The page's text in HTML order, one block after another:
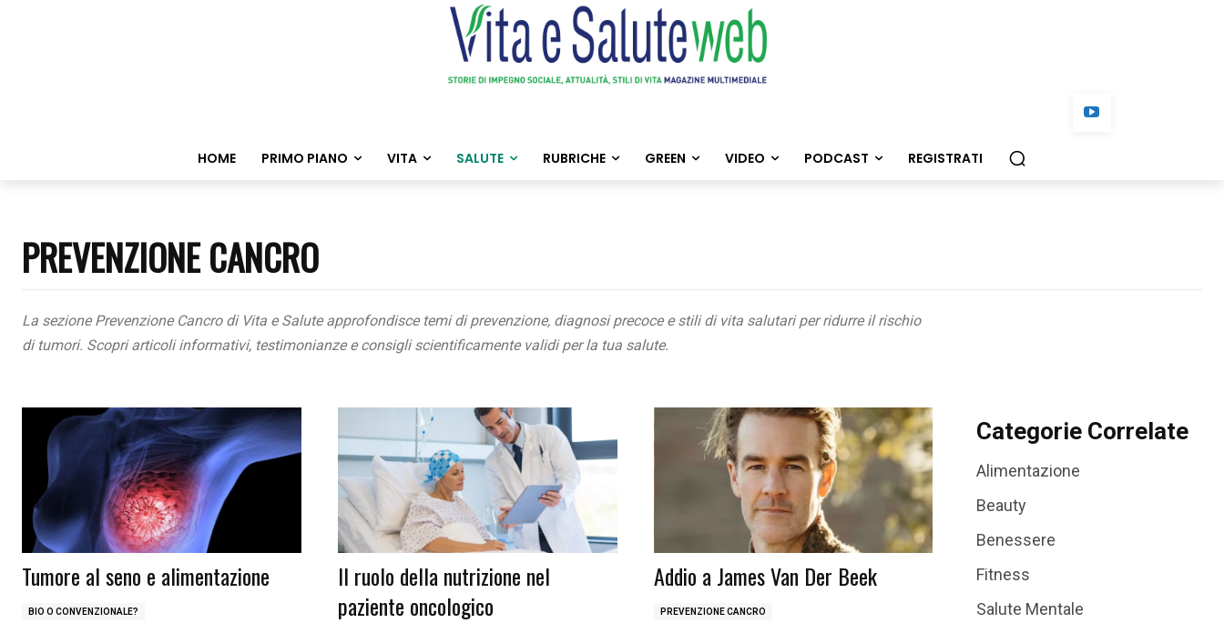
HOME PRIMO PIANO VITA SALUTE RUBRICHE GREEN VIDEO PODCAST REGISTRATI
PREVENZIONE CANCRO
La sezionePrevenzione Cancrodi Vita e Saluteapprofondisce temi di prevenzione, diagnosi precoce e stili di vita salutari per ridurre il rischio
di tumori. Scopri articoli informativi, testimonianze e consigli scientificamente validi per la tua salute.
Tumore al seno e alimentazione
BIO O CONVENZIONALE?
Il ruolo della nutrizione nel
paziente oncologico
Addio a James Van Der Beek
PREVENZIONE CANCRO
Categorie Correlate
Alimentazione
Beauty
Benessere
Fitness
Salute Mentale